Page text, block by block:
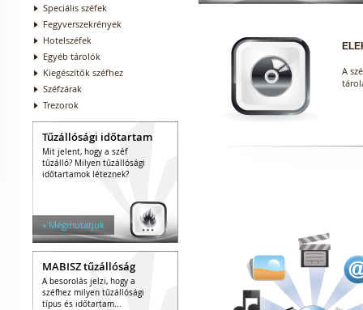
Speciális széfek
Fegyverszekrények
Hotelszéfek
Egyéb tárolók
Kiegészítők széfhez
Széfzárak
Trezorok
Tűzállósági időtartam
Mit jelent, hogy a széf
tűzálló? Milyen tűzállósági
időtartamok léteznek?
» Megmutatjuk
MABISZ tűzállóság
A besorolás jelzi, hogy a
széfhez milyen tűzállósági
típus és időtartam...
A